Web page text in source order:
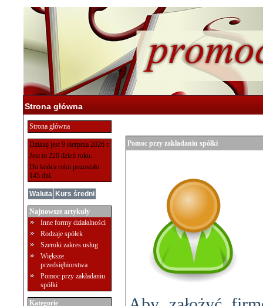
Strona główna
Strona główna
Dzisiaj jest 9 sierpnia 2026 r.
Jest to 220 dzień roku.
Do końca roku pozostało
145 dni.
Waluta Kurs średni
Najnowsze artykuły
Inne formy działalności
Rodzaje spółek
Szeroki zakres usług
Większe
przedsiębiorstwa
Pomoc przy zakładaniu
spółki
Kategorie
Pomoc przy zakładaniu spółki